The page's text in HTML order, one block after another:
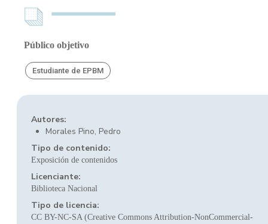
Público objetivo
Estudiante de EPBM
Autores:
Morales Pino, Pedro
Tipo de contenido:
Exposición de contenidos
Licenciante:
Biblioteca Nacional
Tipo de licencia:
CC BY-NC-SA (Creative Commons Attribution-NonCommercial-